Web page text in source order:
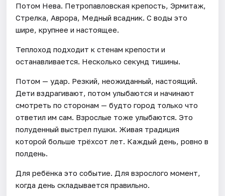
Потом Нева. Петропавловская крепость, Эрмитаж,
Стрелка, Аврора, Медный всадник. С воды это
шире, крупнее и настоящее.
Теплоход подходит к стенам крепости и
останавливается. Несколько секунд тишины.
Потом — удар. Резкий, неожиданный, настоящий.
Дети вздрагивают, потом улыбаются и начинают
смотреть по сторонам — будто город только что
ответил им сам. Взрослые тоже улыбаются. Это
полуденный выстрел пушки. Живая традиция
которой больше трёхсот лет. Каждый день, ровно в
полдень.
Для ребёнка это событие. Для взрослого момент,
когда день складывается правильно.